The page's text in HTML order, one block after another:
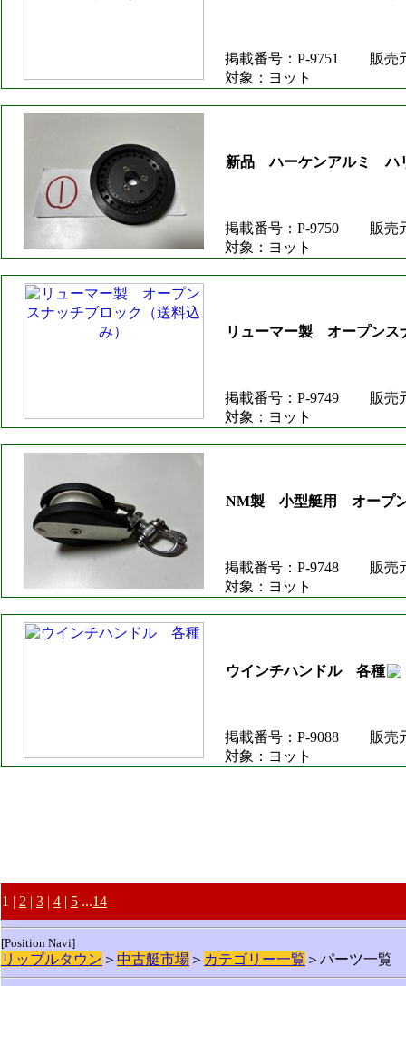
掲載番号：P-9751
販売
対象：ヨット
新品 ハーケンアルミ ハ
掲載番号：P-9750
販売
対象：ヨット
リューマー製 オープンス
掲載番号：P-9749
販売
対象：ヨット
NM製 小型艇用 オープン
掲載番号：P-9748
販売
対象：ヨット
ウインチハンドル 各種
掲載番号：P-9088
販売
対象：ヨット
1 | 2 | 3 | 4 | 5 ...14
[Position Navi]
リップルタウン ＞ 中古艇市場 ＞ カテゴリー一覧 ＞パーツ一覧